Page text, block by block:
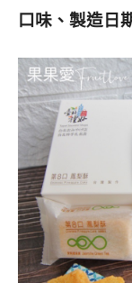
口味、製造日